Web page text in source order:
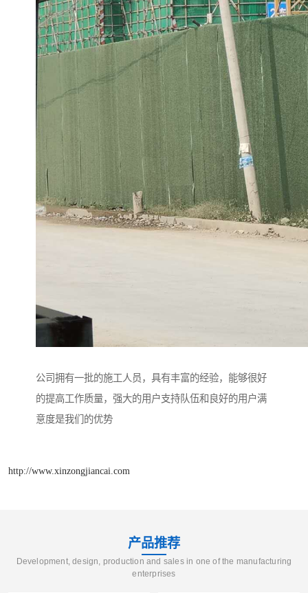
公司拥有一批的施工人员，具有丰富的经验，能够很好
的提高工作质量，强大的用户支持队伍和良好的用户满
意度是我们的优势
http://www.xinzongjiancai.com
产品推荐
Development, design, production and sales in one of the manufacturing
enterprises